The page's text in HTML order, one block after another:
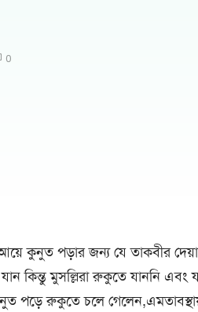
0
কুনুত পড়ার জন্য যে তাকবীর
কিন্তু মুসল্লিরা রুকুতে যাননি
পড়ে রুকুতে চলে